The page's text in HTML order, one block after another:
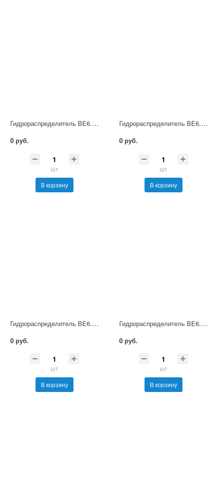
Гидрораспределитель ВЕ6.74 Г12 НМ УХЛ4
0 руб.
шт
В корзину
Гидрораспределитель ВЕ6.74 Г24 НМ УХЛ4
0 руб.
шт
В корзину
Гидрораспределитель ВЕ6.74 Г48 НМ УХЛ4
0 руб.
шт
В корзину
Гидрораспределитель ВЕ6.74 Г110 НМ УХЛ4
0 руб.
шт
В корзину